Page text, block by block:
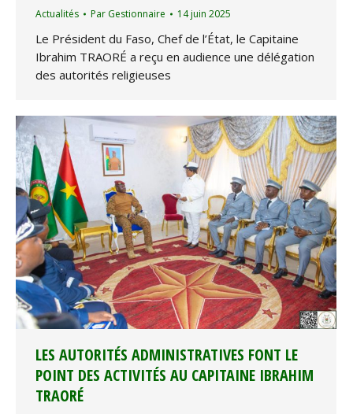
Actualités Par Gestionnaire 14 juin 2025
Le Président du Faso, Chef de l’État, le Capitaine
Ibrahim TRAORÉ a reçu en audience une délégation
des autorités religieuses
LES AUTORITÉS ADMINISTRATIVES FONT LE
POINT DES ACTIVITÉS AU CAPITAINE IBRAHIM
TRAORÉ